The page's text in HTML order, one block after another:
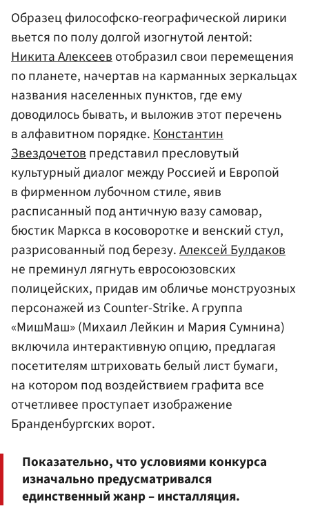
Образец философско-географической лирики
вьется по полу долгой изогнутой лентой:
Никита Алексеевотобразил свои перемещения
по планете, начертав на карманных зеркальцах
названия населенных пунктов, где ему
доводилось бывать, и выложив этот перечень
в алфавитном порядке.Константин
Звездочетовпредставил пресловутый
культурный диалог между Россией и Европой
в фирменном лубочном стиле, явив
расписанный под античную вазу самовар,
бюстик Маркса в косоворотке и венский стул,
разрисованный под березу.Алексей Булдаков
не преминул лягнуть евросоюзовских
полицейских, придав им обличье монструозных
персонажей из Counter-Strike. А группа
«МишМаш» (Михаил Лейкин и Мария Сумнина)
включила интерактивную опцию, предлагая
посетителям штриховать белый лист бумаги,
на котором под воздействием графита все
отчетливее проступает изображение
Бранденбургских ворот.
Показательно, что условиями конкурса
изначально предусматривался
единственный жанр – инсталляция.